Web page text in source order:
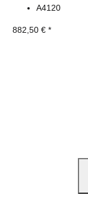
A4120
882,50 € *